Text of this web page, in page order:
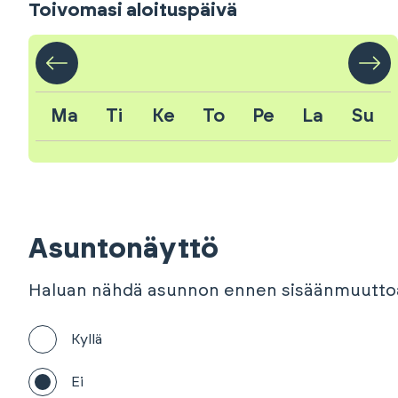
Toivomasi aloituspäivä
Ma Ti Ke To Pe La Su
Asuntonäyttö
Haluan nähdä asunnon ennen
Kyllä
Ei